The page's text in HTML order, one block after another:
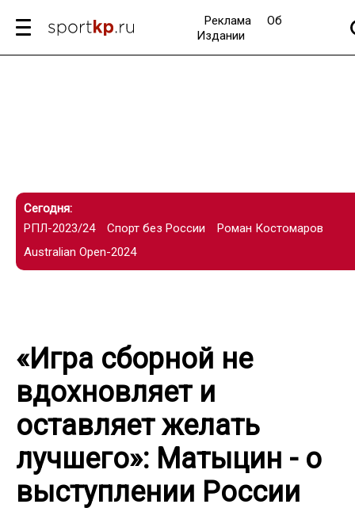
Реклама
Об
Издании
Сегодня:
РПЛ-2023/24
Спорт без России
Роман Костомаров
Australian Open-2024
«Игра сборной не
вдохновляет и
оставляет желать
лучшего»: Матыцин - о
выступлении России